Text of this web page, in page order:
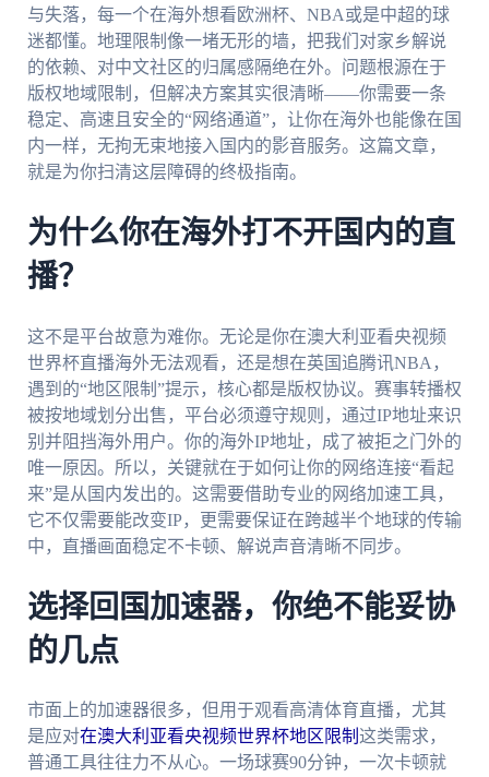
与失落，每一个在海外想看欧洲杯、NBA或是中超的球
迷都懂。地理限制像一堵无形的墙，把我们对家乡解说
的依赖、对中文社区的归属感隔绝在外。问题根源在于
版权地域限制，但解决方案其实很清晰——你需要一条
稳定、高速且安全的“网络通道”，让你在海外也能像在国
内一样，无拘无束地接入国内的影音服务。这篇文章，
就是为你扫清这层障碍的终极指南。
为什么你在海外打不开国内的直
播？
这不是平台故意为难你。无论是你在澳大利亚看央视频
世界杯直播海外无法观看，还是想在英国追腾讯NBA，
遇到的“地区限制”提示，核心都是版权协议。赛事转播权
被按地域划分出售，平台必须遵守规则，通过IP地址来识
别并阻挡海外用户。你的海外IP地址，成了被拒之门外的
唯一原因。所以，关键就在于如何让你的网络连接“看起
来”是从国内发出的。这需要借助专业的网络加速工具，
它不仅需要能改变IP，更需要保证在跨越半个地球的传输
中，直播画面稳定不卡顿、解说声音清晰不同步。
选择回国加速器，你绝不能妥协
的几点
市面上的加速器很多，但用于观看高清体育直播，尤其
是应对在澳大利亚看央视频世界杯地区限制 这类需求，
普通工具往往力不从心。一场球赛90分钟，一次卡顿就